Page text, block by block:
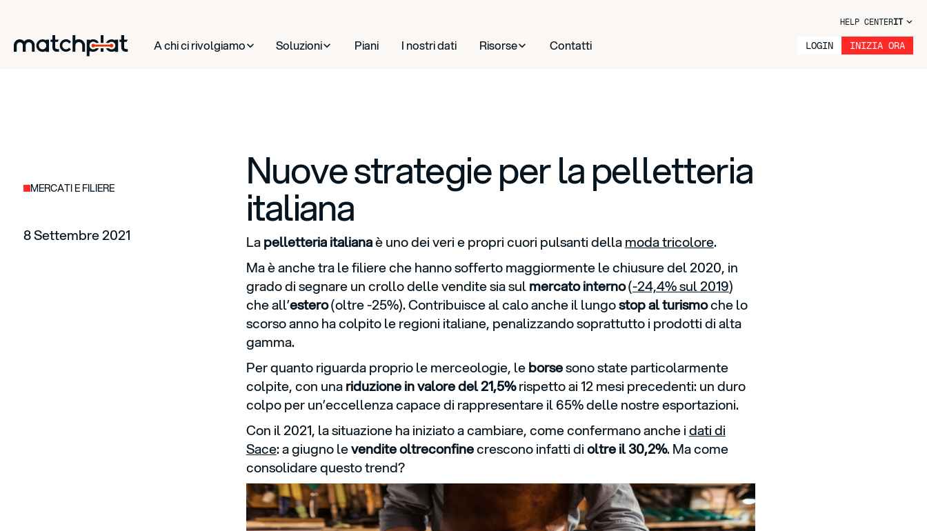
HELP CENTERIT
A chi ci rivolgiamo Soluzioni Piani I nostri dati Risorse Contatti LOGIN INIZIA ORA
MERCATI E FILIERE Nuove strategie per la pelletteria
italiana
8 Settembre 2021 Lapelletteria italianaè uno dei veri e propri cuori pulsanti dellamoda tricolore.
Ma è anche tra le filiere che hanno sofferto maggiormente le chiusure del 2020, in
grado di segnare un crollo delle vendite sia sulmercato interno(-24,4% sul 2019)
che all’estero(oltre -25%). Contribuisce al calo anche il lungostop al turismoche lo
scorso anno ha colpito le regioni italiane, penalizzando soprattutto i prodotti di alta
gamma.
Per quanto riguarda proprio le merceologie, leborsesono state particolarmente
colpite, con unariduzione in valore del 21,5%rispetto ai 12 mesi precedenti: un duro
colpo per un’eccellenza capace di rappresentare il 65% delle nostre esportazioni.
Con il 2021, la situazione ha iniziato a cambiare, come confermano anche idati di
Sace: a giugno levendite oltreconfinecrescono infatti dioltre il 30,2%. Ma come
consolidare questo trend?